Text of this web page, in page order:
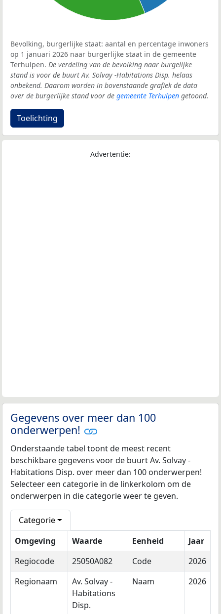
Bevolking, burgerlijke staat: aantal en percentage inwoners
op 1 januari 2026 naar burgerlijke staat in de gemeente
Terhulpen. De verdeling van de bevolking naar burgelijke
stand is voor de buurt Av. Solvay -Habitations Disp. helaas
onbekend. Daarom worden in bovenstaande grafiek de data
over de burgerlijke stand voor de gemeente Terhulpen getoond.
Toelichting
Advertentie:
Gegevens over meer dan 100
onderwerpen!
Onderstaande tabel toont de meest recent
beschikbare gegevens voor de buurt Av. Solvay -
Habitations Disp. over meer dan 100 onderwerpen!
Selecteer een categorie in de linkerkolom om de
onderwerpen in die categorie weer te geven.
Categorie
Omgeving
Waarde Eenheid
Jaar
Regiocode
25050A082 Code
2026
Regionaam
Av. Solvay -
Habitations
Disp.
Naam 2026